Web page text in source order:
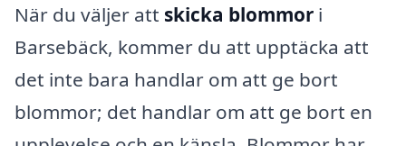
När du väljer att skicka blommor i
Barsebäck, kommer du att upptäcka att
det inte bara handlar om att ge bort
blommor; det handlar om att ge bort en